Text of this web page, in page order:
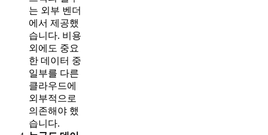
는 외부 벤더
에서 제공했
습니다. 비용
외에도 중요
한 데이터 중
일부를 다른
클라우드에
외부적으로
의존해야 했
습니다.